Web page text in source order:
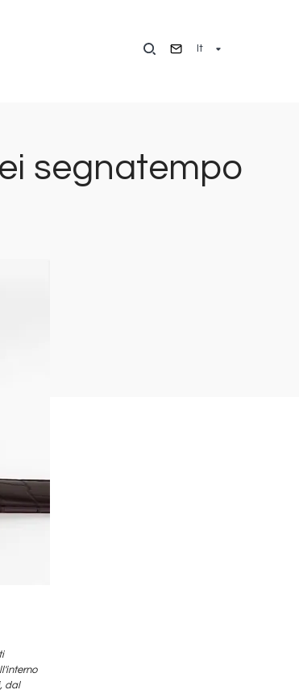
It
segnatempo
dal